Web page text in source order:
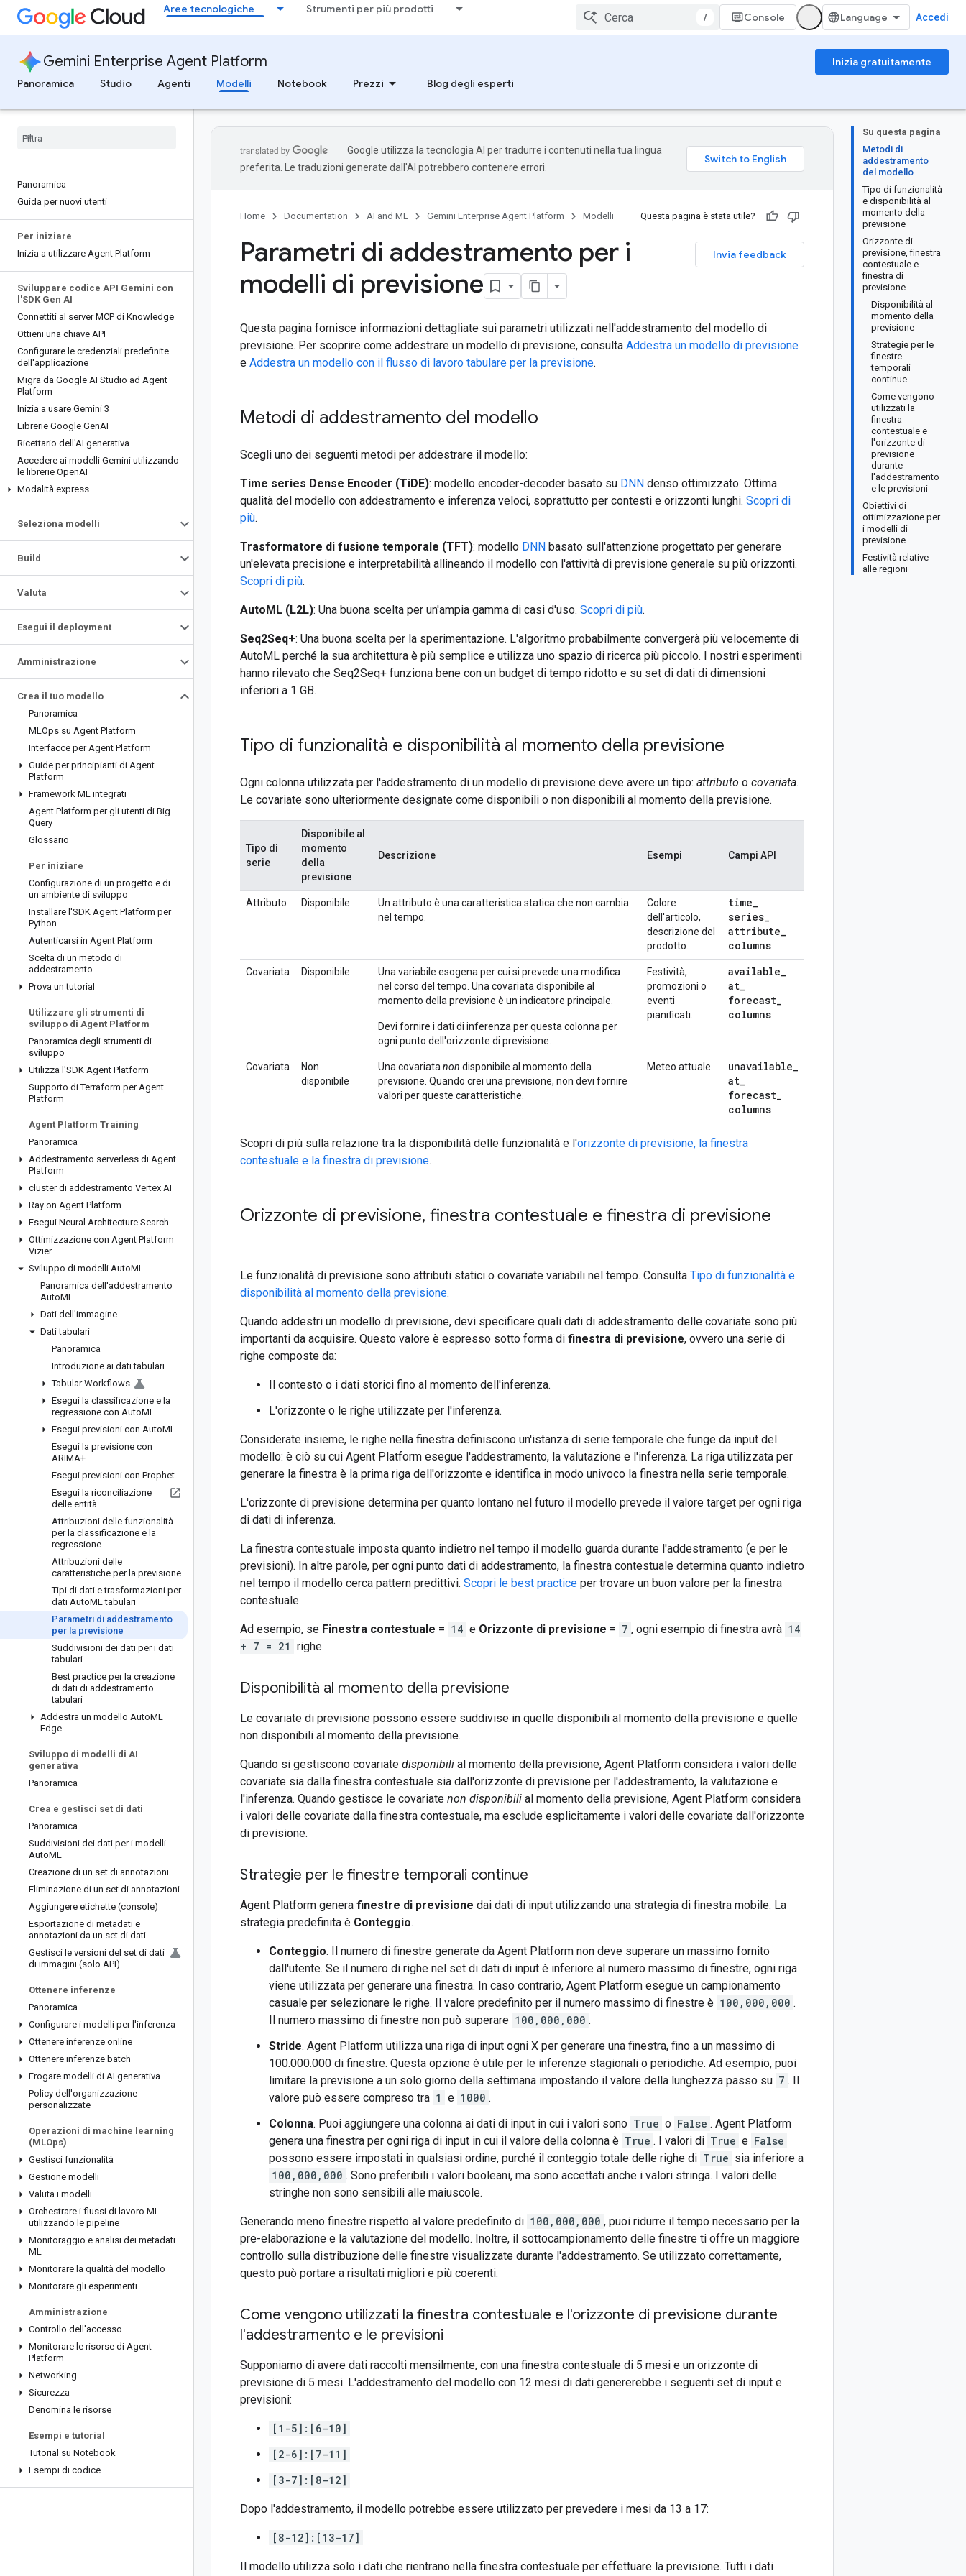
Aree tecnologiche Strumenti per più prodotti
/ Console Accedi
Gemini Enterprise Agent Platform
Inizia gratuitamente
Panoramica
Studio Agenti Modelli Notebook Prezzi Blog degli esperti
Panoramica
Guida per nuovi utenti
Per iniziare
Inizia a utilizzare Agent Platform
Sviluppare codice API Gemini con
l'SDK Gen AI
Connettiti al server MCP di Knowledge
Ottieni una chiave API
Configurare le credenziali predefinite
dell'applicazione
Migra da Google AI Studio ad Agent
Platform
Inizia a usare Gemini 3
Librerie Google GenAI
Ricettario dell'AI generativa
Accedere ai modelli Gemini utilizzando
le librerie OpenAI
Modalità express
Seleziona modelli
Build
Valuta
Esegui il deployment
Amministrazione
Crea il tuo modello
Panoramica
MLOps su Agent Platform
Interfacce per Agent Platform
Guide per principianti di Agent
Platform
Framework ML integrati
Agent Platform per gli utenti di Big
Query
Glossario
Per iniziare
Configurazione di un progetto e di
un ambiente di sviluppo
Installare l'SDK Agent Platform per
Python
Autenticarsi in Agent Platform
Scelta di un metodo di
addestramento
Prova un tutorial
Utilizzare gli strumenti di
sviluppo di Agent Platform
Panoramica degli strumenti di
sviluppo
Utilizza l'SDK Agent Platform
Supporto di Terraform per Agent
Platform
Agent Platform Training
Panoramica
Addestramento serverless di Agent
Platform
cluster di addestramento Vertex AI
Ray on Agent Platform
Esegui Neural Architecture Search
Ottimizzazione con Agent Platform
Vizier
Sviluppo di modelli AutoML
Panoramica dell'addestramento
AutoML
Dati dell'immagine
Dati tabulari
Panoramica
Introduzione ai dati tabulari
Tabular Workflows
Esegui la classificazione e la
regressione con AutoML
Esegui previsioni con AutoML
Esegui la previsione con
ARIMA+
Esegui previsioni con Prophet
Esegui la riconciliazione
delle entità
Attribuzioni delle funzionalità
per la classificazione e la
regressione
Attribuzioni delle
caratteristiche per la previsione
Tipi di dati e trasformazioni per
dati AutoML tabulari
Parametri di addestramento
per la previsione
Suddivisioni dei dati per i dati
tabulari
Best practice per la creazione
di dati di addestramento
tabulari
Addestra un modello AutoML
Edge
Sviluppo di modelli di AI
generativa
Panoramica
Crea e gestisci set di dati
Panoramica
Suddivisioni dei dati per i modelli
AutoML
Creazione di un set di annotazioni
Eliminazione di un set di annotazioni
Aggiungere etichette (console)
Esportazione di metadati e
annotazioni da un set di dati
Gestisci le versioni del set di dati
di immagini (solo API)
Ottenere inferenze
Panoramica
Configurare i modelli per l'inferenza
Ottenere inferenze online
Ottenere inferenze batch
Erogare modelli di AI generativa
Policy dell'organizzazione
personalizzate
Operazioni di machine learning
(MLOps)
Gestisci funzionalità
Gestione modelli
Valuta i modelli
Orchestrare i flussi di lavoro ML
utilizzando le pipeline
Monitoraggio e analisi dei metadati
ML
Monitorare la qualità del modello
Monitorare gli esperimenti
Amministrazione
Controllo dell'accesso
Monitorare le risorse di Agent
Platform
Networking
Sicurezza
Denomina le risorse
Esempi e tutorial
Tutorial su Notebook
Esempi di codice
Su questa pagina
Metodi di
addestramento
del modello
Tipo di funzionalità
e disponibilità al
momento della
previsione
Orizzonte di
previsione, finestra
contestuale e
finestra di
previsione
Disponibilità al
momento della
previsione
Strategie per le
finestre
temporali
continue
Come vengono
utilizzati la
finestra
contestuale e
l'orizzonte di
previsione
durante
l'addestramento
e le previsioni
Obiettivi di
ottimizzazione per
i modelli di
previsione
Festività relative
alle regioni
Google utilizza la tecnologia AI per tradurre i contenuti nella tua lingua
preferita. Le traduzioni generate dall'AI potrebbero contenere errori.
Home Documentation AI and ML Gemini Enterprise Agent Platform Modelli Questa pagina è stata utile?
Invia feedback
Parametri di addestramento per i
modelli di previsione
Questa pagina fornisce informazioni dettagliate sui parametri utilizzati nell'addestramento del modello di
previsione. Per scoprire come addestrare un modello di previsione, consulta Addestra un modello di previsione
e Addestra un modello con il flusso di lavoro tabulare per la previsione.
Metodi di addestramento del modello
Scegli uno dei seguenti metodi per addestrare il modello:
Time series Dense Encoder (TiDE): modello encoder-decoder basato su DNN denso ottimizzato. Ottima
qualità del modello con addestramento e inferenza veloci, soprattutto per contesti e orizzonti lunghi. Scopri di
più.
Trasformatore di fusione temporale (TFT): modello DNN basato sull'attenzione progettato per generare
un'elevata precisione e interpretabilità allineando il modello con l'attività di previsione generale su più orizzonti.
Scopri di più.
AutoML (L2L): Una buona scelta per un'ampia gamma di casi d'uso. Scopri di più.
Seq2Seq+: Una buona scelta per la sperimentazione. L'algoritmo probabilmente convergerà più velocemente di
AutoML perché la sua architettura è più semplice e utilizza uno spazio di ricerca più piccolo. I nostri esperimenti
hanno rilevato che Seq2Seq+ funziona bene con un budget di tempo ridotto e su set di dati di dimensioni
inferiori a 1 GB.
Tipo di funzionalità e disponibilità al momento della previsione
Ogni colonna utilizzata per l'addestramento di un modello di previsione deve avere un tipo: attributo o covariata.
Le covariate sono ulteriormente designate come disponibili o non disponibili al momento della previsione.
Tipo di
serie
Disponibile al
momento
della
previsione
Descrizione Esempi Campi API
Attributo Disponibile
Un attributo è una caratteristica statica che non cambia
nel tempo.
Colore
dell'articolo,
descrizione del
prodotto.
time_
series_
attribute_
columns
Covariata Disponibile
Una variabile esogena per cui si prevede una modifica
nel corso del tempo. Una covariata disponibile al
momento della previsione è un indicatore principale.
Devi fornire i dati di inferenza per questa colonna per
ogni punto dell'orizzonte di previsione.
Festività,
promozioni o
eventi
pianificati.
available_
at_
forecast_
columns
Covariata
Non
disponibile
Una covariata non disponibile al momento della
previsione. Quando crei una previsione, non devi fornire
valori per queste caratteristiche.
Meteo attuale. unavailable_
at_
forecast_
columns
Scopri di più sulla relazione tra la disponibilità delle funzionalità e l'orizzonte di previsione, la finestra
contestuale e la finestra di previsione.
Orizzonte di previsione, finestra contestuale e finestra di previsione
Le funzionalità di previsione sono attributi statici o covariate variabili nel tempo. Consulta Tipo di funzionalità e
disponibilità al momento della previsione.
Quando addestri un modello di previsione, devi specificare quali dati di addestramento delle covariate sono più
importanti da acquisire. Questo valore è espresso sotto forma di finestra di previsione, ovvero una serie di
righe composte da:
Il contesto o i dati storici fino al momento dell'inferenza.
L'orizzonte o le righe utilizzate per l'inferenza.
Considerate insieme, le righe nella finestra definiscono un'istanza di serie temporale che funge da input del
modello: è ciò su cui Agent Platform esegue l'addestramento, la valutazione e l'inferenza. La riga utilizzata per
generare la finestra è la prima riga dell'orizzonte e identifica in modo univoco la finestra nella serie temporale.
L'orizzonte di previsione determina per quanto lontano nel futuro il modello prevede il valore target per ogni riga
di dati di inferenza.
La finestra contestuale imposta quanto indietro nel tempo il modello guarda durante l'addestramento (e per le
previsioni). In altre parole, per ogni punto dati di addestramento, la finestra contestuale determina quanto indietro
nel tempo il modello cerca pattern predittivi. Scopri le best practice per trovare un buon valore per la finestra
contestuale.
Ad esempio, se Finestra contestuale = 14 e Orizzonte di previsione = 7 , ogni esempio di finestra avrà 14
+ 7 = 21 righe.
Disponibilità al momento della previsione
Le covariate di previsione possono essere suddivise in quelle disponibili al momento della previsione e quelle
non disponibili al momento della previsione.
Quando si gestiscono covariate disponibili al momento della previsione, Agent Platform considera i valori delle
covariate sia dalla finestra contestuale sia dall'orizzonte di previsione per l'addestramento, la valutazione e
l'inferenza. Quando gestisce le covariate non disponibili al momento della previsione, Agent Platform considera
i valori delle covariate dalla finestra contestuale, ma esclude esplicitamente i valori delle covariate dall'orizzonte
di previsione.
Strategie per le finestre temporali continue
Agent Platform genera finestre di previsione dai dati di input utilizzando una strategia di finestra mobile. La
strategia predefinita è Conteggio.
Conteggio. Il numero di finestre generate da Agent Platform non deve superare un massimo fornito
dall'utente. Se il numero di righe nel set di dati di input è inferiore al numero massimo di finestre, ogni riga
viene utilizzata per generare una finestra. In caso contrario, Agent Platform esegue un campionamento
casuale per selezionare le righe. Il valore predefinito per il numero massimo di finestre è 100,000,000 .
Il numero massimo di finestre non può superare 100,000,000 .
Stride. Agent Platform utilizza una riga di input ogni X per generare una finestra, fino a un massimo di
100.000.000 di finestre. Questa opzione è utile per le inferenze stagionali o periodiche. Ad esempio, puoi
limitare la previsione a un solo giorno della settimana impostando il valore della lunghezza passo su 7 . Il
valore può essere compreso tra 1 e 1000 .
Colonna. Puoi aggiungere una colonna ai dati di input in cui i valori sono True o False . Agent Platform
genera una finestra per ogni riga di input in cui il valore della colonna è True . I valori di True e False
possono essere impostati in qualsiasi ordine, purché il conteggio totale delle righe di True sia inferiore a
100,000,000 . Sono preferibili i valori booleani, ma sono accettati anche i valori stringa. I valori delle
stringhe non sono sensibili alle maiuscole.
Generando meno finestre rispetto al valore predefinito di 100,000,000 , puoi ridurre il tempo necessario per la
pre-elaborazione e la valutazione del modello. Inoltre, il sottocampionamento delle finestre ti offre un maggiore
controllo sulla distribuzione delle finestre visualizzate durante l'addestramento. Se utilizzato correttamente,
questo può portare a risultati migliori e più coerenti.
Come vengono utilizzati la finestra contestuale e l'orizzonte di previsione durante
l'addestramento e le previsioni
Supponiamo di avere dati raccolti mensilmente, con una finestra contestuale di 5 mesi e un orizzonte di
previsione di 5 mesi. L'addestramento del modello con 12 mesi di dati genererebbe i seguenti set di input e
previsioni:
[1-5]:[6-10]
[2-6]:[7-11]
[3-7]:[8-12]
Dopo l'addestramento, il modello potrebbe essere utilizzato per prevedere i mesi da 13 a 17:
[8-12]:[13-17]
Il modello utilizza solo i dati che rientrano nella finestra contestuale per effettuare la previsione. Tutti i dati